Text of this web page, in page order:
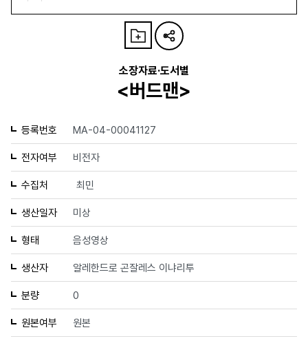
소장자료·도서별
<버드맨>
등록번호 MA-04-00041127
전자여부 비전자
수집처 최민
생산일자 미상
형태 음성영상
생산자 알레한드로 곤잘레스 이냐리투
분량 0
원본여부 원본